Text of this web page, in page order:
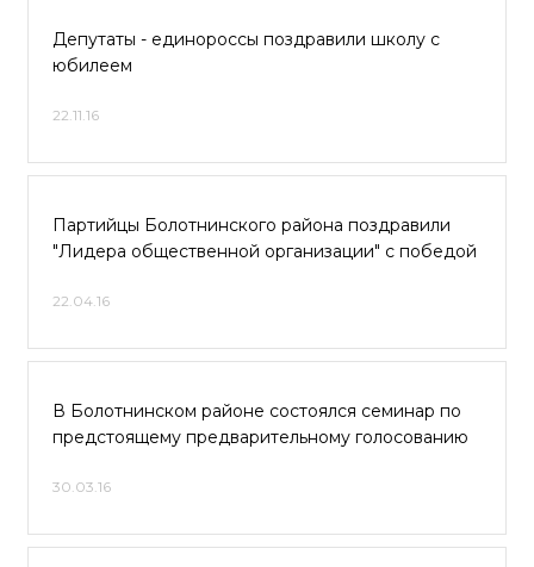
Депутаты - единороссы поздравили школу с
юбилеем
22.11.16
Партийцы Болотнинского района поздравили
"Лидера общественной организации" с победой
22.04.16
В Болотнинском районе состоялся семинар по
предстоящему предварительному голосованию
30.03.16